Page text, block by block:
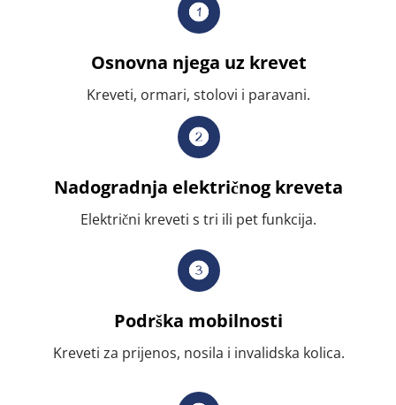
Osnovna njega uz krevet
Kreveti, ormari, stolovi i paravani.
Nadogradnja električnog kreveta
Električni kreveti s tri ili pet funkcija.
Podrška mobilnosti
Kreveti za prijenos, nosila i invalidska kolica.